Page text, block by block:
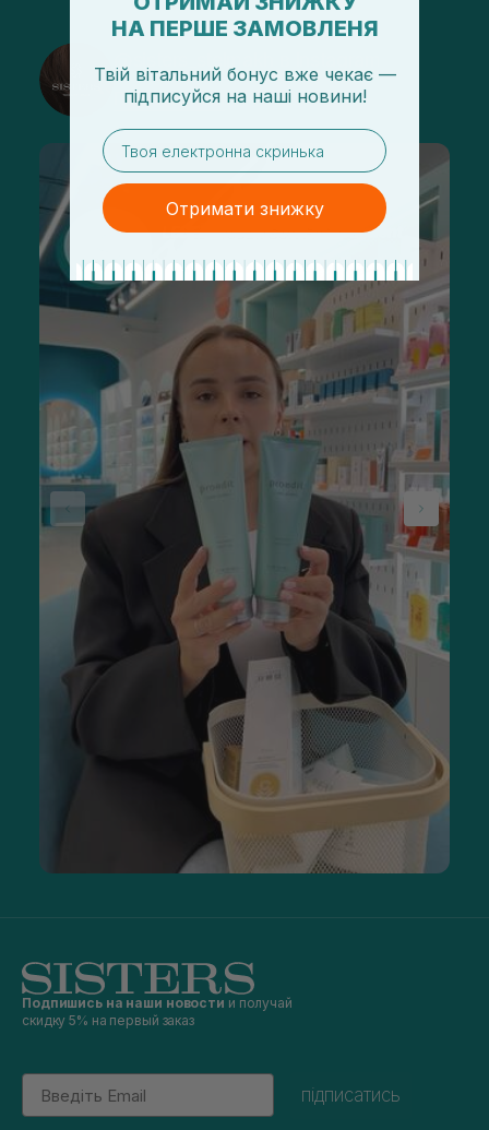
Подписаться
Подпишись на наши новости и получай
скидку 5% на первый заказ
Email
підписатись
НА ПЕРШЕ ЗАМОВЛЕНЯ
Твій вітальний бонус вже чекає —
підписуйся на наші новини!
email
Отримати знижку